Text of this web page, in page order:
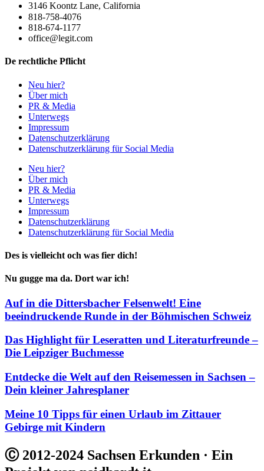
3146 Koontz Lane, California
818-758-4076
818-674-1177
office@legit.com
De rechtliche Pflicht
Neu hier?
Über mich
PR & Media
Unterwegs
Impressum
Datenschutzerklärung
Datenschutzerklärung für Social Media
Neu hier?
Über mich
PR & Media
Unterwegs
Impressum
Datenschutzerklärung
Datenschutzerklärung für Social Media
Des is vielleicht och was fier dich!
Nu gugge ma da. Dort war ich!
Auf in die Dittersbacher Felsenwelt! Eine
beeindruckende Runde in der Böhmischen Schweiz
Das Highlight für Leseratten und Literaturfreunde –
Die Leipziger Buchmesse
Entdecke die Welt auf den Reisemessen in Sachsen –
Dein kleiner Jahresplaner
Meine 10 Tipps für einen Urlaub im Zittauer
Gebirge mit Kindern
Ⓒ 2012-2024 Sachsen Erkunden · Ein